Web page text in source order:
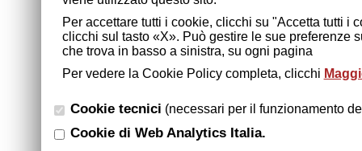
Per accettare tutti i cookie, clicchi su "Accetta tutti
clicchi sul tasto «X». Può gestire le sue preferenze
che trova in basso a sinistra, su ogni pagina
Per vedere la Cookie Policy completa, clicchi
Cookie tecnici (necessari per il funzionamento
Cookie di Web Analytics Italia.